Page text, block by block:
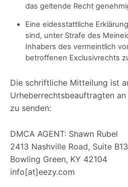
das geltende Recht
Eine eidesstattliche
sind, unter Strafe des
Inhabers des vermeintlich
betroffenen Exclusivrechts
Die schriftliche Mitteilung ist
Urheberrechtsbeauftragten
zu senden:
DMCA AGENT: Shawn Rubel
2413 Nashville Road, Suite B13
Bowling Green, KY 42104
info[at]eezy.com